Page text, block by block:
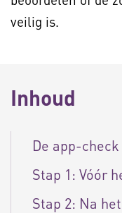
veilig is.
Inhoud
De app-
Stap 1: Vóór
Stap 2: Na